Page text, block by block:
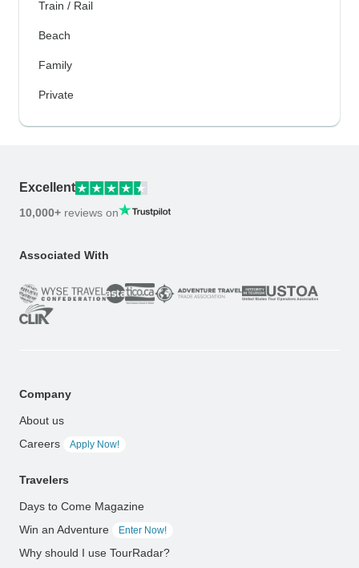
Train / Rail
Beach
Family
Private
Excellent
10,000+ reviews on
Associated With
Company
About us
Careers
Apply Now!
Travelers
Days to Come Magazine
Win an Adventure
Enter Now!
Why should I use TourRadar?